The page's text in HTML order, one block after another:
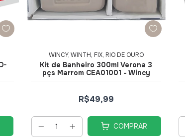
WINCY, WINTH, FIX, RIO DE OURO
Kit de Banheiro 300ml Verona 3
pçs Marrom CEA01001 - Wincy
R$49,99
COMPRAR